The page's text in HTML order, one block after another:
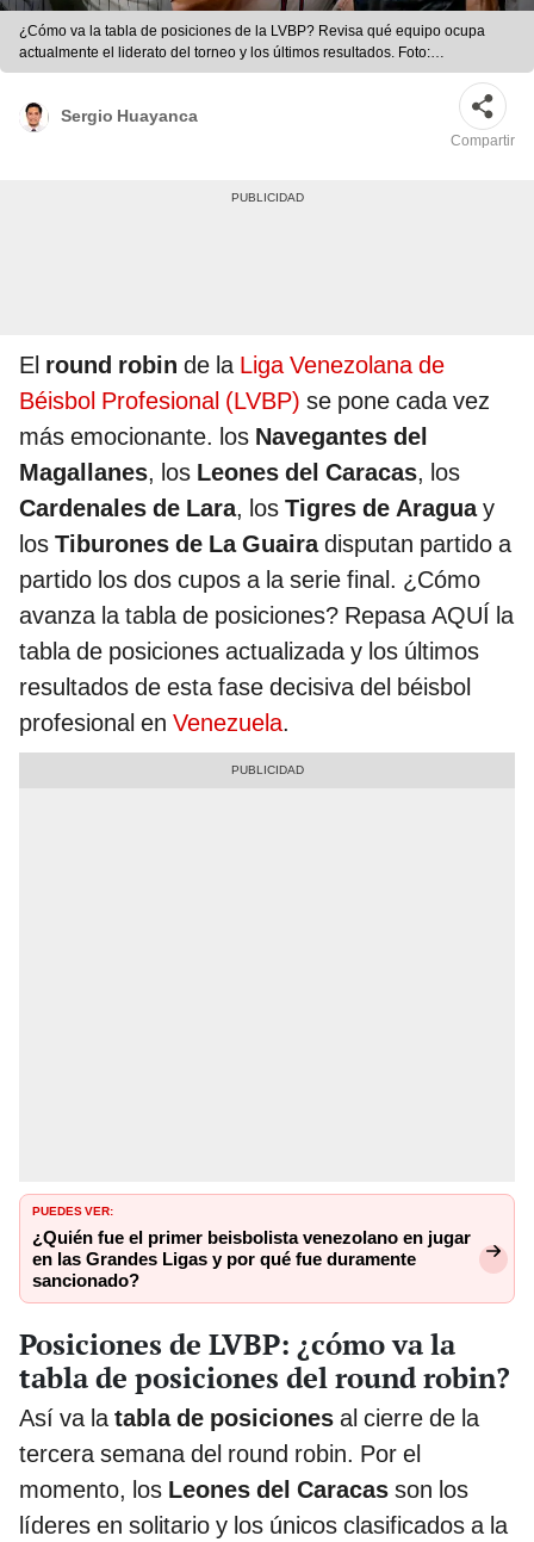
¿Cómo va la tabla de posiciones de la LVBP? Revisa qué equipo ocupa
actualmente el liderato del torneo y los últimos resultados. Foto:
composición de Jazmin Ceras/LR/Navegantes del Magallanes/Leones del
Lara/LVBP/Freepik
Sergio Huayanca
Compartir
El round robin de la Liga Venezolana de
Béisbol Profesional (LVBP) se pone cada vez
más emocionante. los Navegantes del
Magallanes, los Leones del Caracas, los
Cardenales de Lara, los Tigres de Araguay
los Tiburones de La Guairadisputan partido a
partido los dos cupos a la serie final. ¿Cómo
avanza la tabla de posiciones? Repasa AQUÍ la
tabla de posiciones actualizada y los últimos
resultados de esta fase decisiva del béisbol
profesional en Venezuela.
PUEDES VER:
¿Quién fue el primer beisbolista venezolano en jugar
en las Grandes Ligas y por qué fue duramente
sancionado?
Posiciones de LVBP: ¿cómo va la
tabla de posiciones del round robin?
Así va latabla de posiciones al cierre de la
tercera semana del round robin. Por el
momento, los Leones del Caracas son los
líderes en solitario y los únicos clasificados a la